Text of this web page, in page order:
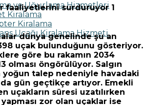
ve Uğurlama Hizmetleri
Kiralama
Kiralama
Uçağı Kiralama Hizmeti
dünya genelinde şu an
uçak bulunduğunu gösteriyor.
göre bu rakamın 2034
olması öngörülüyor. Salgın
yoğun talep nedeniyle havadaki
da gün geçtikçe artıyor. Emekli
uçakların süresi uzatılırken
zor olan uçaklar ise